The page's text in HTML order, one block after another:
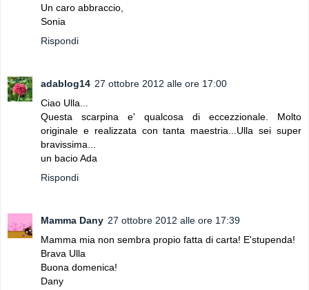
Un caro abbraccio,
Sonia
Rispondi
adablog14 27 ottobre 2012 alle ore 17:00
Ciao Ulla...
Questa scarpina e' qualcosa di eccezzionale. Molto
originale e realizzata con tanta maestria...Ulla sei super
bravissima...
un bacio Ada
Rispondi
Mamma Dany 27 ottobre 2012 alle ore 17:39
Mamma mia non sembra propio fatta di carta! E'stupenda!
Brava Ulla
Buona domenica!
Dany